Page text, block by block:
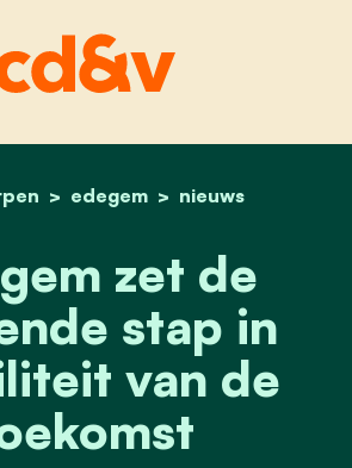
home
edegem nieuws
edegem zet de
zet de
stap in
van de